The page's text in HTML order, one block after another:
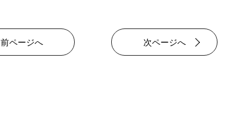
前ページへ 次ページへ